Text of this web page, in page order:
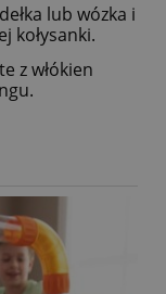
lub wózka i
kołysanki.
z włókien